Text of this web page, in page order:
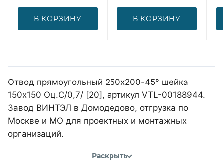
В КОРЗИНУ В КОРЗИНУ
Отвод прямоугольный 250х200-45° шейка
150х150 Оц.С/0,7/ [20], артикул VTL-00188944.
Завод ВИНТЭЛ в Домодедово, отгрузка по
Москве и МО для проектных и монтажных
организаций.
Раскрыть